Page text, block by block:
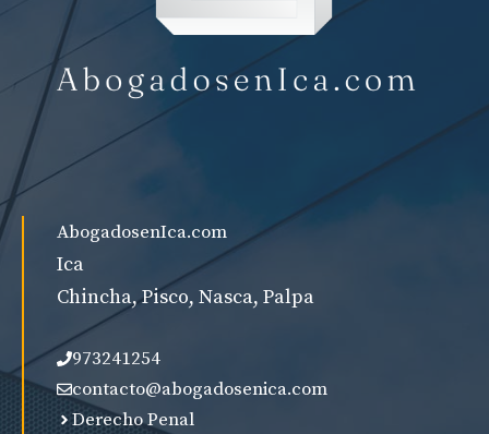
AbogadosenIca.com
Ica
Chincha, Pisco, Nasca, Palpa
973241254
contacto@abogadosenica.com
Derecho Penal